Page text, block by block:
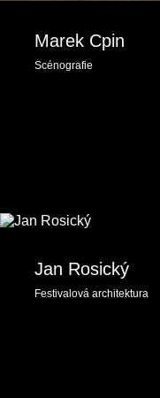
Marek Cpin
Scénografie
Jan Rosický
Festivalová architektura